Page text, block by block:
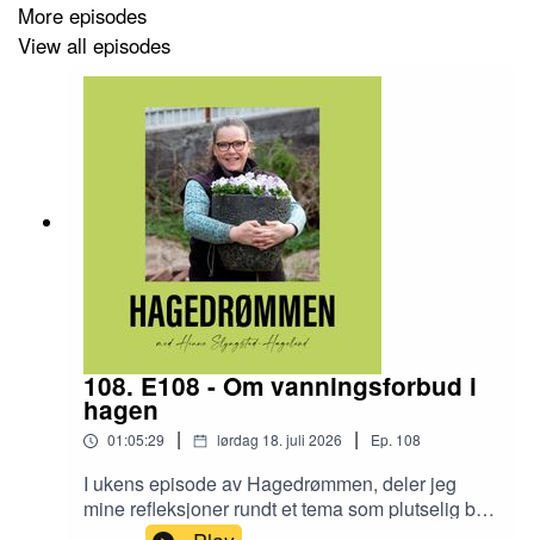
Jeg håper du har glede av episoden, og at den
inspirerer deg til å ta grep i egen hage – dersom du
også har områder hvor skvallerkålen har utkonkurrert
andre vekster.
God fornøyelse!
Lenker jeg nevner i episoden:
YouTube-video om å bli kvitt skvallerkål
Fra skvallerkål til blomstereng
", blogginnlegg på
NIBIO
More episodes
View all episodes
108. E108 - Om vanningsforbud i
hagen
01:05:29 | lørdag 18. juli 2026 | Ep. 108
I ukens episode av Hagedrømmen, deler jeg
mine refleksjoner rundt et tema som plutselig ble
veldig aktuelt her i Kristiansand, nemlig